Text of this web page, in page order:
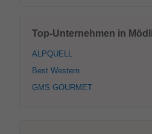
Top-Unternehmen in
ALPQUELL
Best Western
GMS GOURMET